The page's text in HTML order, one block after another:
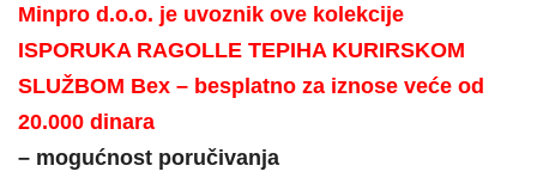
Minpro d.o.o. je uvoznik ove kolekcije
ISPORUKA RAGOLLE TEPIHA KURIRSKOM
SLUŽBOM Bex – besplatno za iznose veće od
20.000 dinara
– mogućnost poručivanja